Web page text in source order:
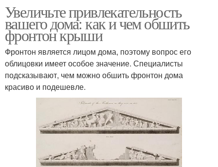
Увеличьте привлекательность
вашего дома: как и чем обшить
фронтон крыши
Фронтон является лицом дома, поэтому вопрос его
облицовки имеет особое значение. Специалисты
подсказывают, чем можно обшить фронтон дома
красиво и подешевле.